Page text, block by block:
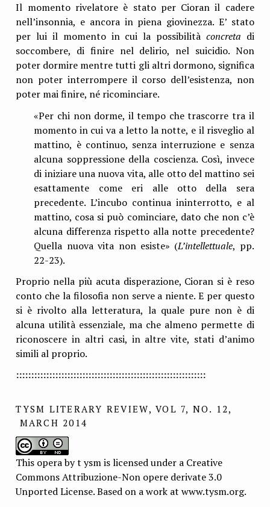
Il momento rivelatore è stato per Cioran il cadere
nell’insonnia, e ancora in piena giovinezza. E’ stato
per lui il momento in cui la possibilità concreta di
soccombere, di finire nel delirio, nel suicidio. Non
poter dormire mentre tutti gli altri dormono, significa
non poter interrompere il corso dell’esistenza, non
poter mai finire, né ricominciare.
«Per chi non dorme, il tempo che trascorre tra il
momento in cui va a letto la notte, e il risveglio al
mattino, è continuo, senza interruzione e senza
alcuna soppressione della coscienza. Così, invece
di iniziare una nuova vita, alle otto del mattino sei
esattamente come eri alle otto della sera
precedente. L’incubo continua ininterrotto, e al
mattino, cosa si può cominciare, dato che non c’è
alcuna differenza rispetto alla notte precedente?
Quella nuova vita non esiste» (L’intellettuale, pp.
22-23).
Proprio nella più acuta disperazione, Cioran si è reso
conto che la filosofia non serve a niente. E per questo
si è rivolto alla letteratura, la quale pure non è di
alcuna utilità essenziale, ma che almeno permette di
riconoscere in altri casi, in altre vite, stati d’animo
simili al proprio.
:::::::::::::::::::::::::::::::::::::::::::::::::::::::::::::::
TYSM LITERARY REVIEW, VOL 7, NO. 12,
MARCH 2014
This opera by t ysm is licensed under a Creative
Commons Attribuzione-Non opere derivate 3.0
Unported License. Based on a work at www.tysm.org.